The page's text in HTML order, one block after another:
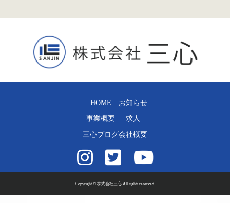
HOME
事業概要
三心ブログ
お知らせ
求人
会社概要
Copyright © 株式会社三心 All rights reserved.